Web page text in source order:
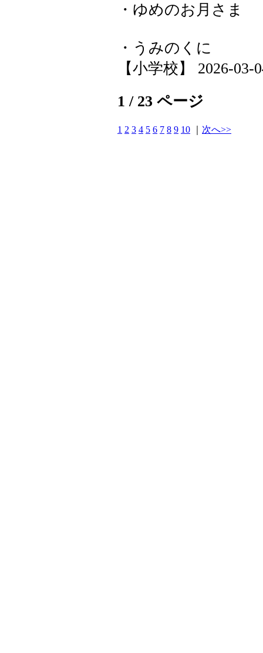
・ゆめのお月さま
・うみのくに
【小学校】 2026-03-
1 / 23 ページ
1 2 3 4 5 6 7 8 9 10 次へ>>